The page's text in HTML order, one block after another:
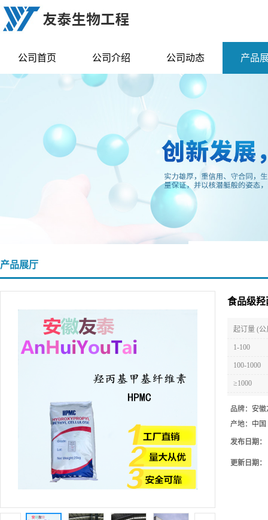
公司首页 公司介绍 公司动态 产品
产品展厅
食品级
起订量 (公
1-100
100-1000
≥1000
品牌： 安徽
产地： 中国
发布日期：
更新日期：